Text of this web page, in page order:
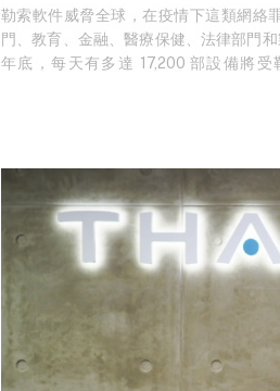
勒索軟件威脅全球，在疫情下這類網絡
門、教育、金融、醫療保健、法律部門
年底，每天有多達 17,200 部設備將